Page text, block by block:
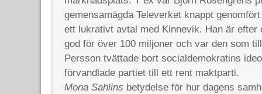
gemensamägda Televerket knappt
ett lukrativt avtal med Kinnevik. Han är efter
god för över 100 miljoner och var den som
Persson tvättade bort socialdemokratins
förvandlade partiet till ett rent maktparti.
Mona Sahlins betydelse för hur dagens